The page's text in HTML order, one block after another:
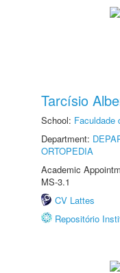
Tarcísio
School: Faculdade
Department:
ORTOPEDIA
Academic
MS-3.1
CV Lattes
Repositório